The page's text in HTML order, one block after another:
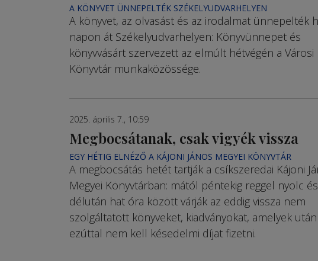
A KÖNYVET ÜNNEPELTÉK SZÉKELYUDVARHELYEN
A könyvet, az olvasást és az irodalmat ünnepelték
napon át Székelyudvarhelyen: Könyvünnepet és
könyvvásárt szervezett az elmúlt hétvégén a Városi
Könyvtár munkaközössége.
2025. április 7., 10:59
Megbocsátanak, csak vigyék vissza
EGY HÉTIG ELNÉZŐ A KÁJONI JÁNOS MEGYEI KÖNYVTÁR
A megbocsátás hetét tartják a csíkszeredai Kájoni
Megyei Könyvtárban: mától péntekig reggel nyolc és
délután hat óra között várják az eddig vissza nem
szolgáltatott könyveket, kiadványokat, amelyek után
ezúttal nem kell késedelmi díjat fizetni.